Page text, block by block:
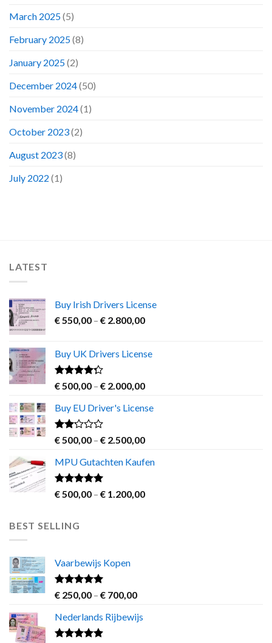
March 2025(5)
February 2025(8)
January 2025(2)
December 2024(50)
November 2024(1)
October 2023(2)
August 2023(8)
July 2022 (1)
LATEST
Buy Irish Drivers License
€ 550,00 – € 2.800,00Price
through
Buy UK Drivers License
Rated
out
of 5
€ 500,00 – € 2.000,00Price
€ 500,00
€ 2.000,00
Buy EU Driver's License
Rated
out
of 5
€ 500,00 – € 2.500,00Price
€ 500,00
€ 2.500,00
MPU Gutachten Kaufen
Rated5.00
out of 5
€ 500,00 – € 1.200,00Price
BEST SELLING
Vaarbewijs Kopen
Rated4.63
out of 5
€ 250,00 – € 700,00Price
€ 250,00
Nederlands Rijbewijs